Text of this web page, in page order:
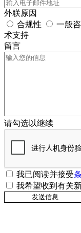
外联原因
合规性
一般
术支持
留言
请勾选以继续
我已阅读并接受
我希望收到有关